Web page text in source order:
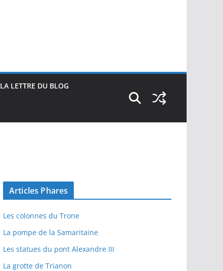
LA LETTRE DU BLOG
Articles Phares
Les colonnes du Trone
La pompe de la Samaritaine
Les statues du pont Alexandre III
La grotte de Trianon